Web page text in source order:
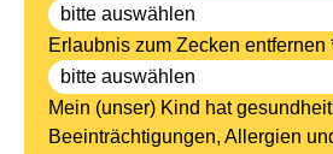
Erlaubnis zum Zecken entfernen
Mein (unser) Kind hat
Beeinträchtigungen, Allergien